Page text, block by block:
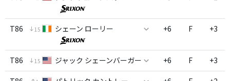
T86 15 シェーン ローリー +6 F +3
T86 15 ジャック シェーンバーガー +6 F +3